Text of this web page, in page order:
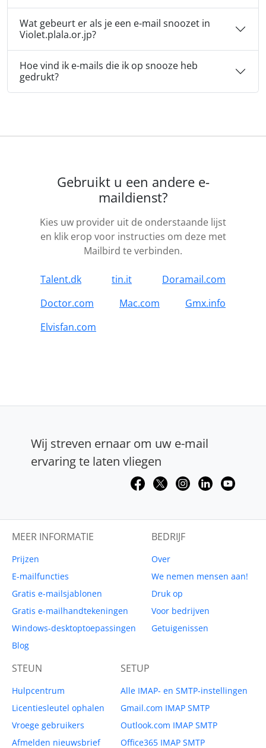
Wat gebeurt er als je een e-mail snoozet in
Violet.plala.or.jp?
Hoe vind ik e-mails die ik op snooze heb
gedrukt?
Gebruikt u een andere e-
maildienst?
Kies uw provider uit de onderstaande lijst
en klik erop voor instructies om deze met
Mailbird te verbinden.
Talent.dk tin.it
Doramail.com
Doctor.com
Mac.com
Gmx.info
Elvisfan.com
Wij streven ernaar om uw e-mail
ervaring te laten vliegen
MEER INFORMATIE
Prijzen
E-mailfuncties
Gratis e-mailsjablonen
Gratis e-mailhandtekeningen
Windows-desktoptoepassingen
Blog
BEDRIJF
Over
We nemen mensen aan!
Druk op
Voor bedrijven
Getuigenissen
STEUN
Hulpcentrum
Licentiesleutel ophalen
Vroege gebruikers
Afmelden nieuwsbrief
SETUP
Alle IMAP- en SMTP-instellingen
Gmail.com IMAP SMTP
Outlook.com IMAP SMTP
Office365 IMAP SMTP